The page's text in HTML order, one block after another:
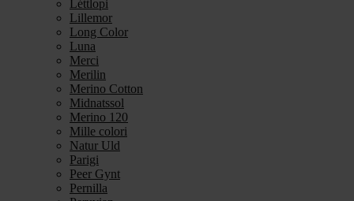
Léttlopi
Lillemor
Long Color
Luna
Merci
Merilin
Merino Cotton
Midnatssol
Merino 120
Mille colori
Natur Uld
Parigi
Peer Gynt
Pernilla